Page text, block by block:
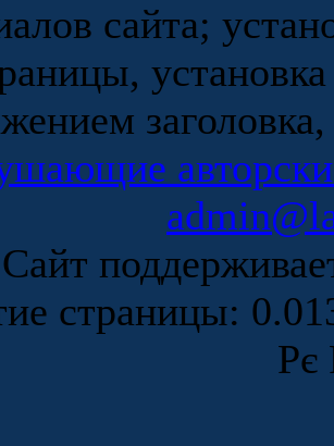
сайта;
Сайт
страницы:
Рє